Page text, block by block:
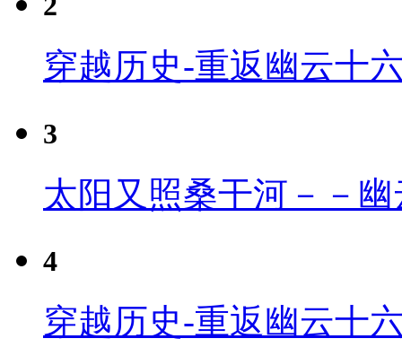
穿越历史-重返幽云十
3
太阳又照桑干河－－
4
穿越历史-重返幽云十